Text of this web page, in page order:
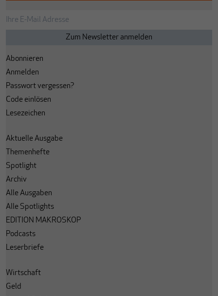
Abonnieren
Anmelden
Passwort vergessen?
Code einlösen
Lesezeichen
Aktuelle Ausgabe
Themenhefte
Spotlight
Archiv
Alle Ausgaben
Alle Spotlights
EDITION MAKROSKOP
Podcasts
Leserbriefe
Wirtschaft
Geld